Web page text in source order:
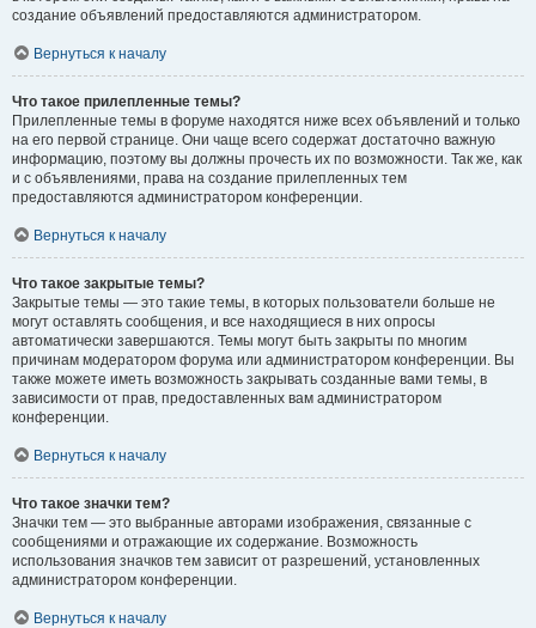
создание объявлений предоставляются администратором.
Вернуться к началу
Что такое прилепленные темы?
Прилепленные темы в форуме находятся ниже всех объявлений и только
на его первой странице. Они чаще всего содержат достаточно важную
информацию, поэтому вы должны прочесть их по возможности. Так же, как
и с объявлениями, права на создание прилепленных тем
предоставляются администратором конференции.
Вернуться к началу
Что такое закрытые темы?
Закрытые темы — это такие темы, в которых пользователи больше не
могут оставлять сообщения, и все находящиеся в них опросы
автоматически завершаются. Темы могут быть закрыты по многим
причинам модератором форума или администратором конференции. Вы
также можете иметь возможность закрывать созданные вами темы, в
зависимости от прав, предоставленных вам администратором
конференции.
Вернуться к началу
Что такое значки тем?
Значки тем — это выбранные авторами изображения, связанные с
сообщениями и отражающие их содержание. Возможность
использования значков тем зависит от разрешений, установленных
администратором конференции.
Вернуться к началу